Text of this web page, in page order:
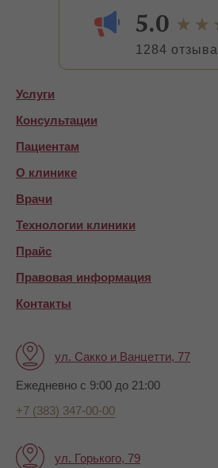
Пациентам
Консультации
Прайс
Услуги
Ежедневно с 9:00 до 21:00
+7 (383) 347-00-00
ул. Сакко и Ванцетти, 77
ул. Горького, 79
О клинике
Технологии клиники
Врачи
Правовая информация
Контакты
1284 отзыва
5.0